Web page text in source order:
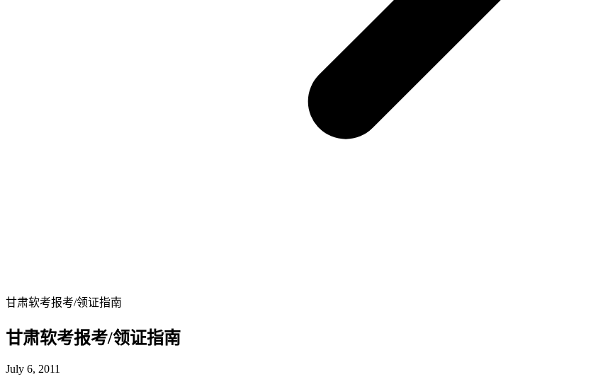
甘肃软考报考/领证指南
甘肃软考报考/领证指南
July 6, 2011